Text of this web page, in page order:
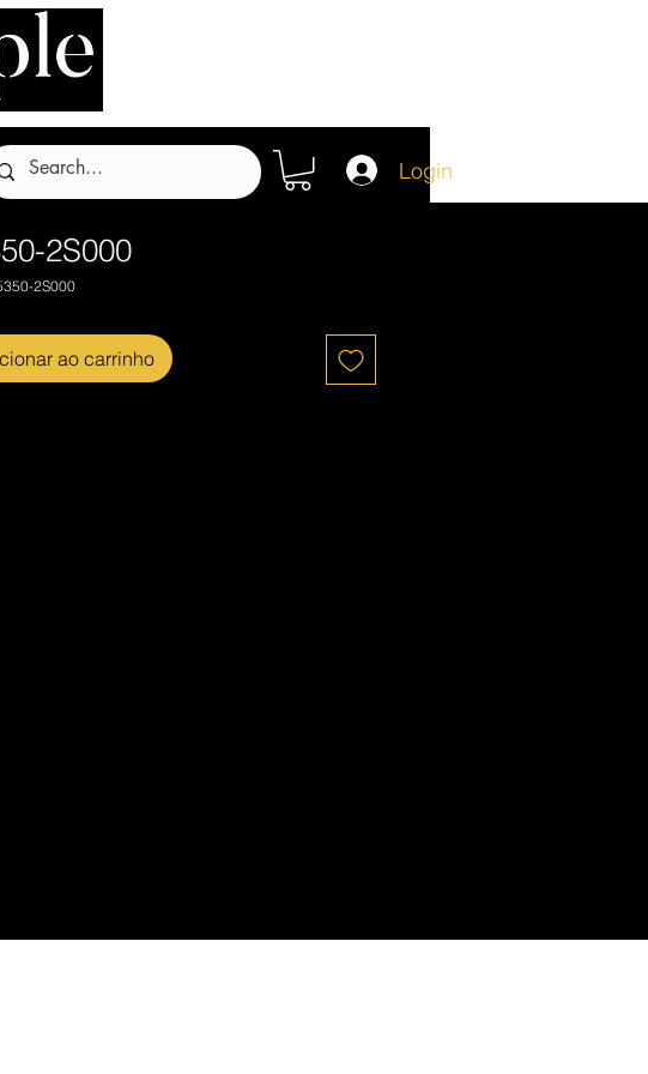
Login
2S000
2S000
ao carrinho